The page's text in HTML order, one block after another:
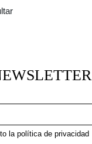
lapolítica de privacidad